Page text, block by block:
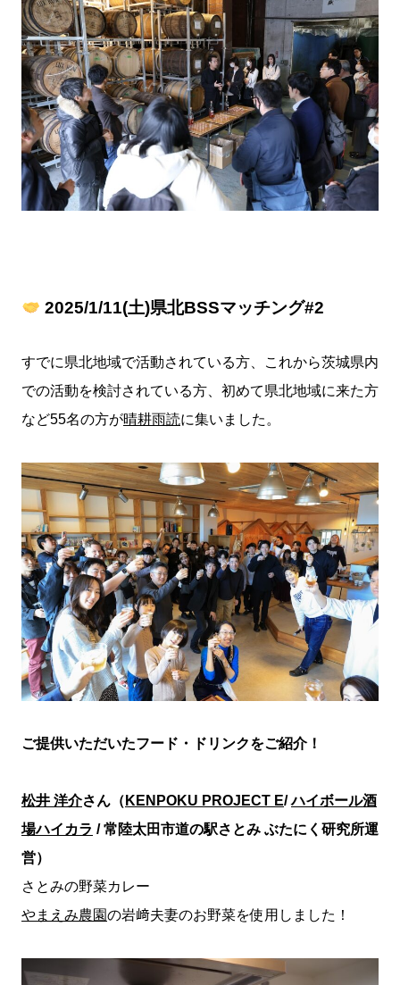
2025/1/11(土)県北BSSマッチング#2
すでに県北地域で活動されている方、これから茨城県内
での活動を検討されている方、初めて県北地域に来た方
など55名の方が晴耕雨読に集いました。
ご提供いただいたフード・ドリンクをご紹介！
松井 洋介さん（ KENPOKU PROJECT E/ハイボール酒
場ハイカラ / 常陸太田市道の駅さとみ ぶたにく研究所運
営）
さとみの野菜カレー
やまえみ農園の岩﨑夫妻のお野菜を使用しました！